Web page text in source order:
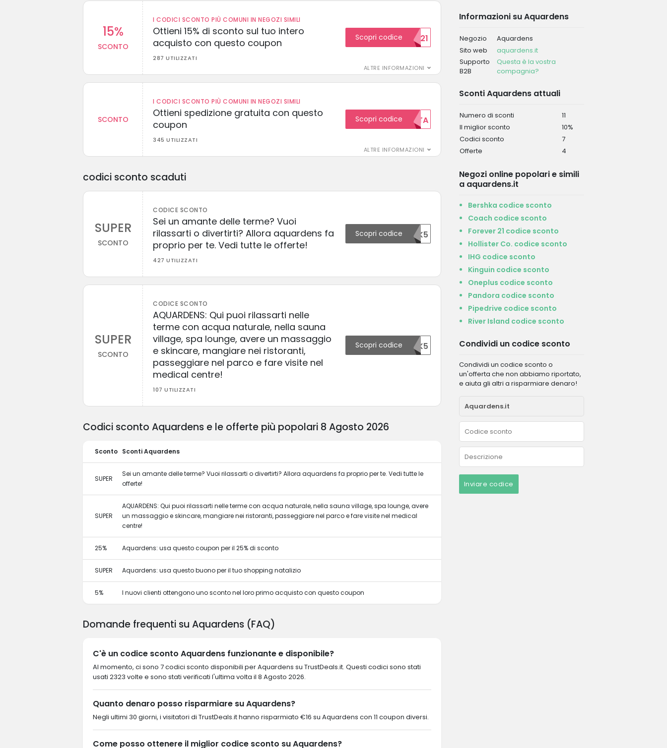
15%
SCONTO
I CODICI SCONTO PIÙ COMUNI IN NEGOZI SIMILI
Ottieni 15% di sconto sul tuo intero
acquisto con questo coupon
287 UTILIZZATI
ALTRE INFORMAZIONI
Scopri codice
15SCONTO2021
SCONTO
I CODICI SCONTO PIÙ COMUNI IN NEGOZI SIMILI
Ottieni spedizione gratuita con questo
coupon
345 UTILIZZATI
ALTRE INFORMAZIONI
Scopri codiceGRATUITA
codici sconto scaduti
SUPER
SCONTO
CODICE SCONTO
Sei un amante delle terme? Vuoi
rilassarti o divertirti? Allora aquardens fa
proprio per te. Vedi tutte le offerte!
427 UTILIZZATI
Scopri codice43023OTK5
SUPER
SCONTO
CODICE SCONTO
AQUARDENS: Qui puoi rilassarti nelle
terme con acqua naturale, nella sauna
village, spa lounge, avere un massaggio
e skincare, mangiare nei ristoranti,
passeggiare nel parco e fare visite nel
medical centre!
107 UTILIZZATI
Scopri codice43024OTK5
Informazioni su Aquardens
Negozio
Aquardens
Sito web
aquardens.it
Supporto
B2B
Questa è la vostra
compagnia?
Sconti Aquardens attuali
Numero di sconti
11
Il miglior sconto
10%
Codici sconto
7
Offerte
4
Negozi online popolari e simili
a aquardens.it
Bershka codice sconto
Coach codice sconto
Forever 21 codice sconto
Hollister Co. codice sconto
IHG codice sconto
Kinguin codice sconto
Oneplus codice sconto
Pandora codice sconto
Pipedrive codice sconto
River Island codice sconto
Condividi un codice sconto
Condividi un codice sconto o
un'offerta che non abbiamo riportato,
e aiuta gli altri a risparmiare denaro!
Inviare codice
Codici sconto Aquardens e le offerte più popolari 8 Agosto 2026
Sconto Sconti Aquardens
SUPER
Sei un amante delle terme? Vuoi rilassarti o divertirti? Allora aquardens fa proprio per te. Vedi tutte le
offerte!
SUPER
AQUARDENS: Qui puoi rilassarti nelle terme con acqua naturale, nella sauna village, spa lounge, avere
un massaggio e skincare, mangiare nei ristoranti, passeggiare nel parco e fare visite nel medical
centre!
25% Aquardens: usa questo coupon per il 25% di sconto
SUPER Aquardens: usa questo buono per il tuo shopping natalizio
5% I nuovi clienti ottengono uno sconto nel loro primo acquisto con questo coupon
Domande frequenti su Aquardens (FAQ)
C'è un codice sconto Aquardens funzionante e disponibile?
Al momento, ci sono 7 codici sconto disponibili per Aquardens su TrustDeals.it. Questi codici sono stati
usati 2323 volte e sono stati verificati l'ultima volta il 8 Agosto 2026.
Quanto denaro posso risparmiare su Aquardens?
Negli ultimi 30 giorni, i visitatori di TrustDeals.it hanno risparmiato €16 su Aquardens con 11 coupon diversi.
Come posso ottenere il miglior codice sconto su Aquardens?